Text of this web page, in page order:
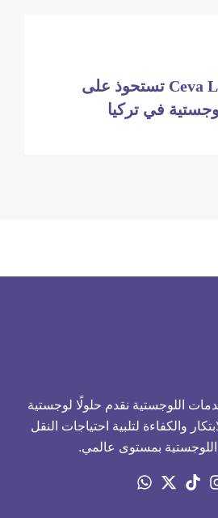
شركة Ceva Logistics تستحوذ على
في تركيا
اللوجستية نقدم حلولًا لوجستية
والكفاءة لتلبية احتياجات النقل
بمستوى عالمي.